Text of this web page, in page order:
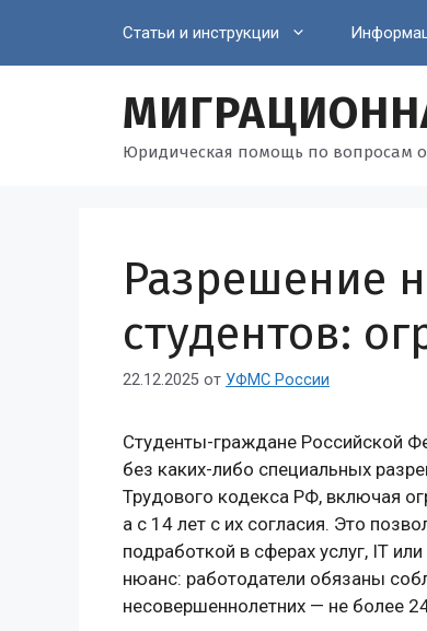
содержимому
Статьи и инструкции
Юридическая помощь по вопросам
Разрешение
студентов:
22.12.2025 от УФМС России
Студенты-граждане Российской
без каких-либо специальных
Трудового кодекса РФ, включая
а с 14 лет с их согласия. Это
подработкой в сферах услуг, IT
нюанс: работодатели обязаны
несовершеннолетних — не более